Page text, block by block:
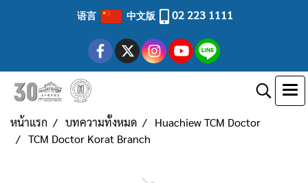
语言 中文版 02 223 1111
หน้าแรก บทความทั้งหมด
Huachiew TCM Doctor
TCM Doctor Korat Branch